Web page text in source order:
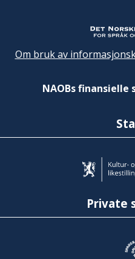
Om bruk av
NAOBs
Private